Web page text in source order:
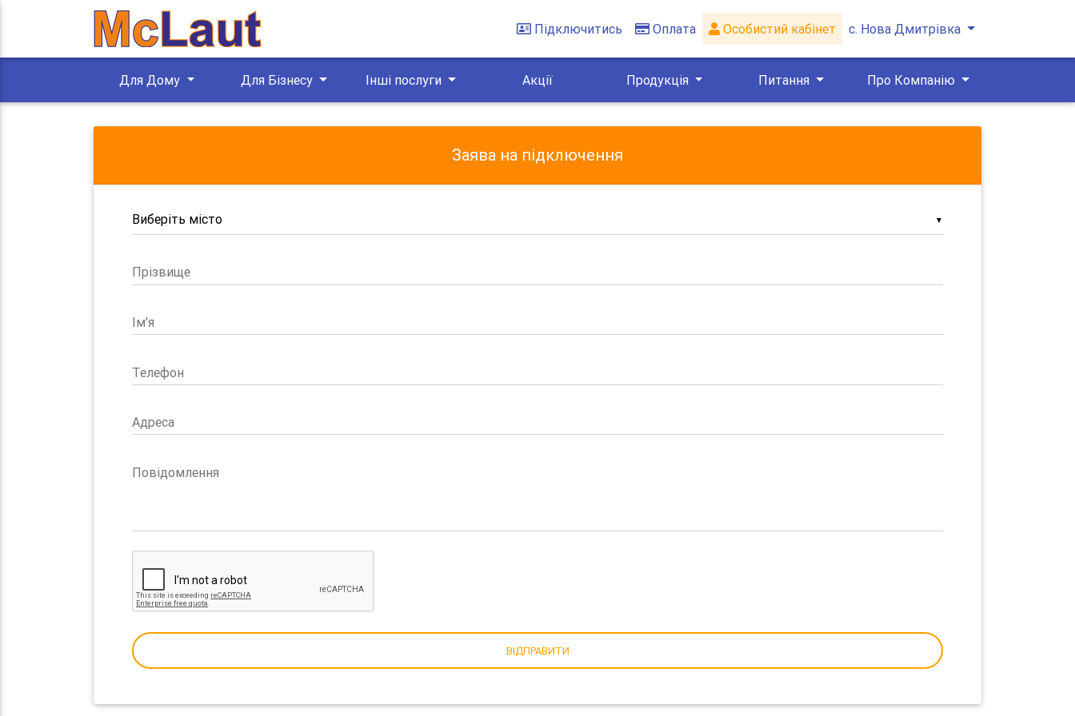
Підключитись Оплата Особистий кабінет с. Нова Дмитрівка
Для Дому Для Бізнесу Інші послуги Акції Продукція Питання Про Компанію
Заява на підключення
▼
Прізвище
Ім'я
Телефон
Адреса
Повідомлення
ВІДПРАВИТИ